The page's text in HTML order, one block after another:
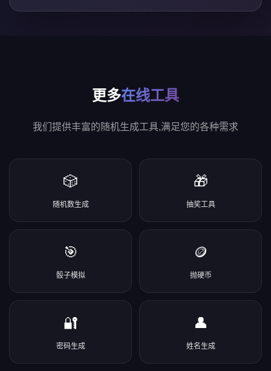
更多在线工具
我们提供丰富的随机生成工具,满足您的各种需求
🎲
随机数生成
🎁
抽奖工具
🎯
骰子模拟
🪙
抛硬币
🔐
密码生成
👤
姓名生成